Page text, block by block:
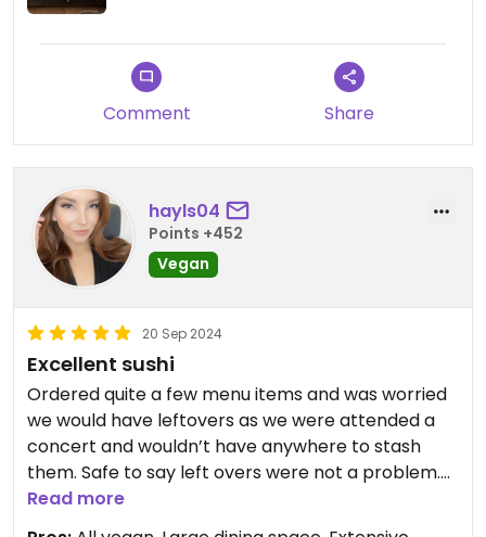
Comment Share
hayls04
Points +452
Vegan
20 Sep 2024
Excellent sushi
Ordered quite a few menu items and was worried
we would have leftovers as we were attended a
concert and wouldn’t have anywhere to stash
them. Safe to say left overs were not a problem.
Each roll was fantastic and the miso soup was so
lovely and flavourful. My personal favourite was
Read more